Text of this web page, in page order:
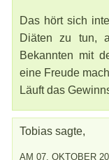
Das hört sich
Diäten zu tun,
Bekannten mit
eine Freude
Läuft das
Tobias sagte,
AM 07. OKTOBER